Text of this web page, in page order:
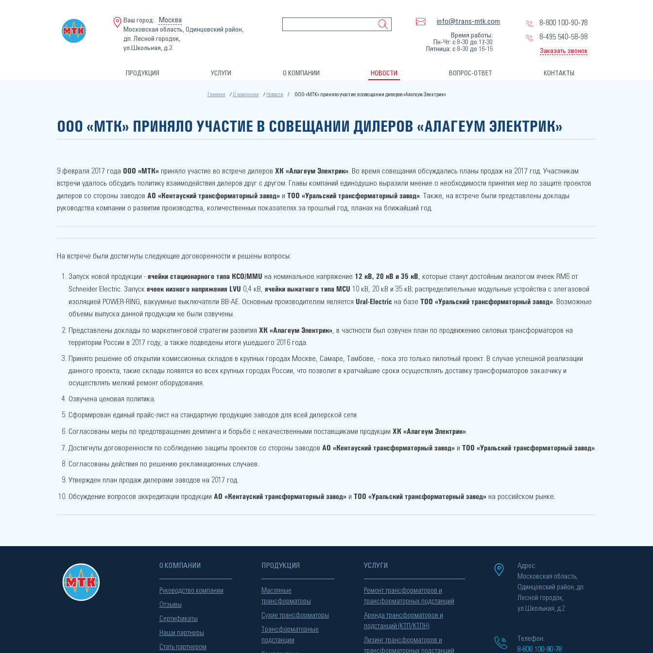
Ваш город: Москва
Московская область, Одинцовский район,
дп. Лесной городок,
ул.Школьная, д.2
info@trans-mtk.com
Время работы:
Пн-Чт: с 8-30 до 17-30
Пятница: с 8-30 до 16-15
8-800 100-90-78
8-495 540-58-98
Заказать звонок
ПРОДУКЦИЯ УСЛУГИ О КОМПАНИИ НОВОСТИ ВОПРОС-ОТВЕТ КОНТАКТЫ
Главная О компании Новости ООО «МТК» приняло участие в совещании дилеров «Алагеум Электрик»
ООО «МТК» ПРИНЯЛО УЧАСТИЕ В СОВЕЩАНИИ ДИЛЕРОВ «АЛАГЕУМ ЭЛЕКТРИК»
9 февраля 2017 года ООО «МТК» приняло участие во встрече дилеров ХК «Алагеум Электрик» . Во время совещания обсуждались планы продаж на 2017 год. Участникам
встречи удалось обсудить политику взаимодействия дилеров друг с другом. Главы компаний единодушно выразили мнение о необходимости принятия мер по защите проектов
дилеров со стороны заводов АО «Кентауский трансформаторный завод» и ТОО «Уральский трансформаторный завод» . Также, на встрече были представлены доклады
руководства компании о развитии производства, количественных показателях за прошлый год, планах на ближайший год.
На встрече были достигнуты следующие договоренности и решены вопросы:
Запуск новой продукции - ячейки стационарного типа КСО/MMU на номинальное напряжение 12 кВ, 20 кВ и 35 кВ , которые станут достойным аналогом ячеек RM6 от
Schneider Electric. Запуск ячеек низкого напряжения LVU 0,4 кВ, ячейки выкатного типа MCU 10 кВ, 20 кВ и 35 кВ; распределительные модульные устройства с элегазовой
изоляцией POWER-RING, вакуумные выключатели ВВ-АЕ. Основным производителем является Ural-Electric на базе ТОО «Уральский трансформаторный завод» . Возможные
объемы выпуска данной продукции не были озвучены.
Представлены доклады по маркетинговой стратегии развития ХК «Алагеум Электрик» , в частности был озвучен план по продвижению силовых трансформаторов на
территории России в 2017 году, а также подведены итоги ушедшего 2016 года.
Принято решение об открытии комиссионных складов в крупных городах Москве, Самаре, Тамбове, - пока это только пилотный проект. В случае успешной реализации
данного проекта, такие склады появятся во всех крупных городах России, что позволит в кратчайшие сроки осуществлять доставку трансформаторов заказчику и
осуществлять мелкий ремонт оборудования.
Озвучена ценовая политика.
Сформирован единый прайс-лист на стандартную продукцию заводов для всей дилерской сети.
Согласованы меры по предотвращению демпинга и борьбе с некачественными поставщиками продукции ХК «Алагеум Электрик»
Достигнуты договоренности по соблюдению защиты проектов со стороны заводов АО «Кентауский трансформаторный завод» и ТОО «Уральский трансформаторный завод»
Согласованы действия по решению рекламационных случаев.
Утвержден план продаж дилерами заводов на 2017 год.
Обсуждение вопросов аккредитации продукции АО «Кентауский трансформаторный завод» и ТОО «Уральский трансформаторный завод» на российском рынке.
О КОМПАНИИ
Руководство компании
Отзывы
Сертификаты
Наши партнеры
Стать партнером
ПРОДУКЦИЯ
Масляные
трансформаторы
Сухие трансформаторы
Трансформаторные
подстанции
УСЛУГИ
Ремонт трансформаторов и
трансформаторных подстанций
Аренда трансформаторов и
подстанций (КТП/КТПН)
Лизинг трансформаторов и
трансформаторных подстанций
Адрес:
Московская область,
Одинцовский район, дп.
Лесной городок,
ул.Школьная, д.2
Телефон:
8-800 100-90-78